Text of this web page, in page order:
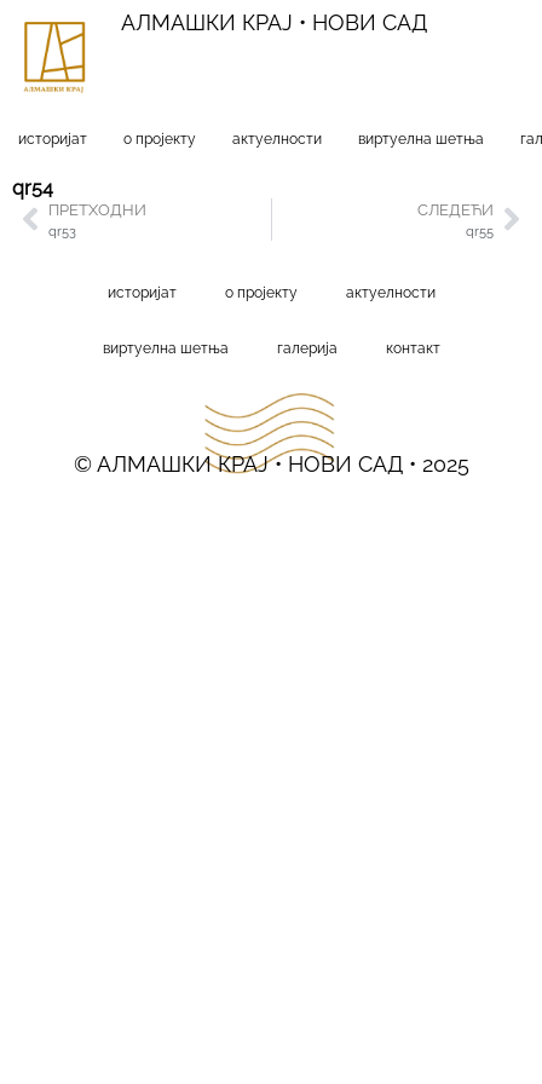
АЛМАШКИ КРАЈ • НОВИ САД
историјат о пројекту актуелности виртуелна шетња
qr54
ПРЕТХОДНИ
qr53
СЛЕДЕЋИ
qr55
историјат о пројекту актуелности
виртуелна шетња галерија контакт
© АЛМАШКИ КРАЈ • НОВИ САД • 2025